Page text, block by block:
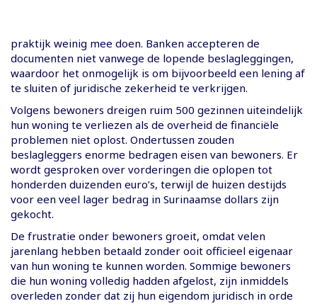
praktijk weinig mee doen. Banken accepteren de
documenten niet vanwege de lopende beslagleggingen,
waardoor het onmogelijk is om bijvoorbeeld een lening af
te sluiten of juridische zekerheid te verkrijgen.
Volgens bewoners dreigen ruim 500 gezinnen uiteindelijk
hun woning te verliezen als de overheid de financiële
problemen niet oplost. Ondertussen zouden
beslagleggers enorme bedragen eisen van bewoners. Er
wordt gesproken over vorderingen die oplopen tot
honderden duizenden euro’s, terwijl de huizen destijds
voor een veel lager bedrag in Surinaamse dollars zijn
gekocht.
De frustratie onder bewoners groeit, omdat velen
jarenlang hebben betaald zonder ooit officieel eigenaar
van hun woning te kunnen worden. Sommige bewoners
die hun woning volledig hadden afgelost, zijn inmiddels
overleden zonder dat zij hun eigendom juridisch in orde